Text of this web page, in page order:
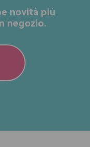
novità più
negozio.